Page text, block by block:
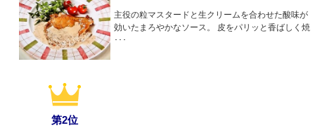
主役の粒マスタードと生クリームを合わせた酸味が
効いたまろやかなソース。 皮をパリッと香ばしく焼
･･･
第2位